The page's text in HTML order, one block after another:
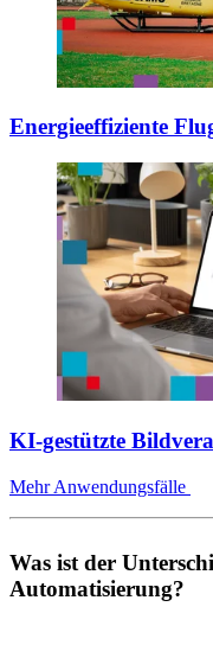
Energieeffiziente
KI-gestützte
Mehr Anwendungsfälle
Was ist der
Automatisierung?